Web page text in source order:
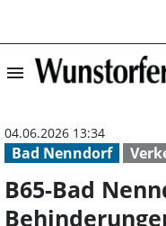
menu
Bad Nenndorf
04.06.2026 13:34
B65-Bad